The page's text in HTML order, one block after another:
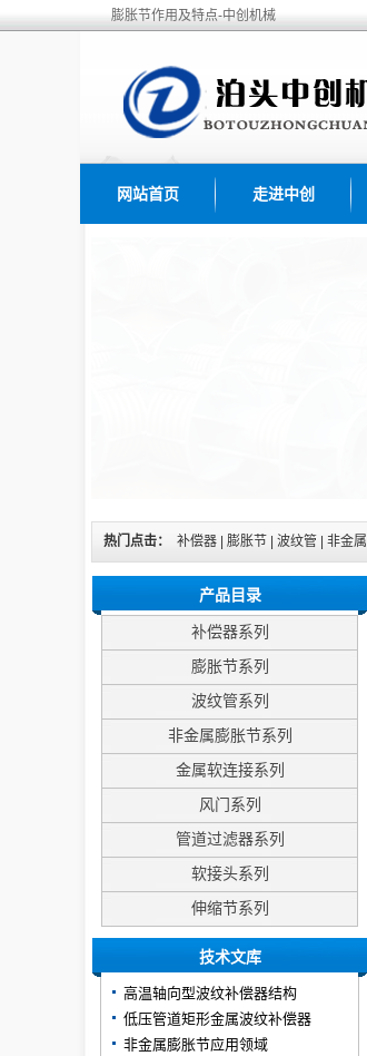
膨胀节作用及特点-中创机械
网站首页 走进中创
热门点击： 补偿器 膨胀节 波纹管 非金
产品目录
补偿器系列
膨胀节系列
波纹管系列
非金属膨胀节系列
金属软连接系列
风门系列
管道过滤器系列
软接头系列
伸缩节系列
技术文库
高温轴向型波纹补偿器结构
低压管道矩形金属波纹补偿器
非金属膨胀节应用领域